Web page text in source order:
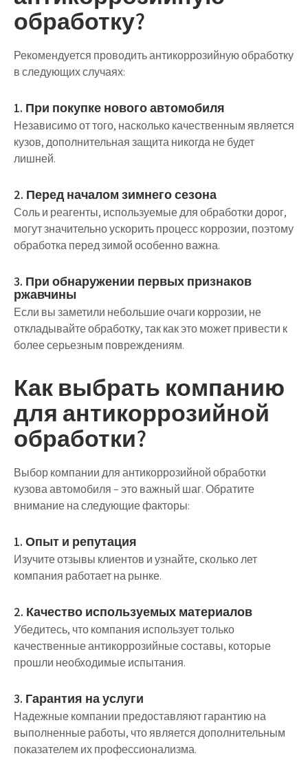
обработку?
Рекомендуется проводить антикоррозийную обработку
в следующих случаях:
1. При покупке нового автомобиля
Независимо от того, насколько качественным является
кузов, дополнительная защита никогда не будет
лишней.
2. Перед началом зимнего сезона
Соль и реагенты, используемые для обработки дорог,
могут значительно ускорить процесс коррозии, поэтому
обработка перед зимой особенно важна.
3. При обнаружении первых признаков
ржавчины
Если вы заметили небольшие очаги коррозии, не
откладывайте обработку, так как это может привести к
более серьезным повреждениям.
Как выбрать компанию
для антикоррозийной
обработки?
Выбор компании для антикоррозийной обработки
кузова автомобиля – это важный шаг. Обратите
внимание на следующие факторы:
1. Опыт и репутация
Изучите отзывы клиентов и узнайте, сколько лет
компания работает на рынке.
2. Качество используемых материалов
Убедитесь, что компания использует только
качественные антикоррозийные составы, которые
прошли необходимые испытания.
3. Гарантия на услуги
Надежные компании предоставляют гарантию на
выполненные работы, что является дополнительным
показателем их профессионализма.